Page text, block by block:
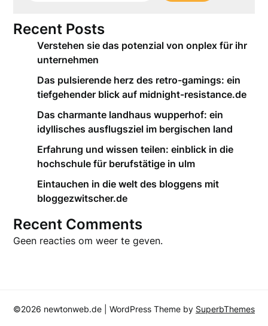
Recent Posts
Verstehen sie das potenzial von onplex für ihr
unternehmen
Das pulsierende herz des retro-gamings: ein
tiefgehender blick auf midnight-resistance.de
Das charmante landhaus wupperhof: ein
idyllisches ausflugsziel im bergischen land
Erfahrung und wissen teilen: einblick in die
hochschule für berufstätige in ulm
Eintauchen in die welt des bloggens mit
bloggezwitscher.de
Recent Comments
Geen reacties om weer te geven.
©2026 newtonweb.de | WordPress Theme by SuperbThemes